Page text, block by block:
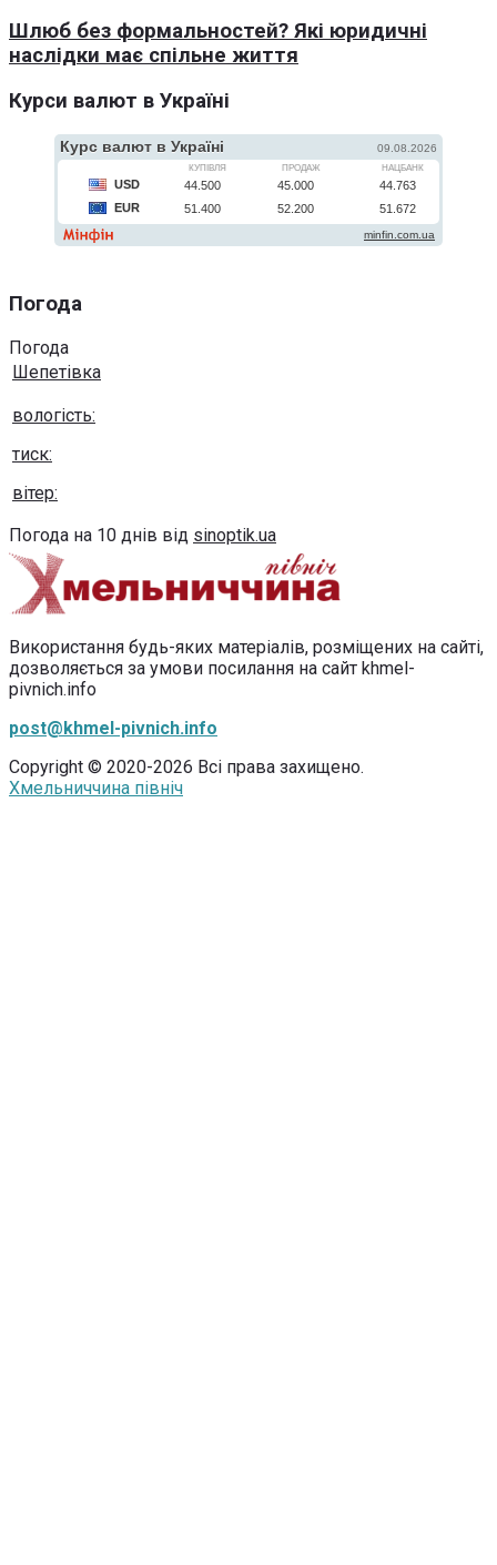
Шлюб без формальностей? Які юридичні
наслідки має спільне життя
Курси валют в Україні
Погода
Погода
Шепетівка
вологість:
тиск:
вітер:
Погода на 10 днів від sinoptik.ua
Використання будь-яких матеріалів, розміщених на сайті,
дозволяється за умови посилання на сайт khmel-
pivnich.info
post@khmel-pivnich.info
Copyright © 2020-2026 Всі права захищено.
Хмельниччина північ